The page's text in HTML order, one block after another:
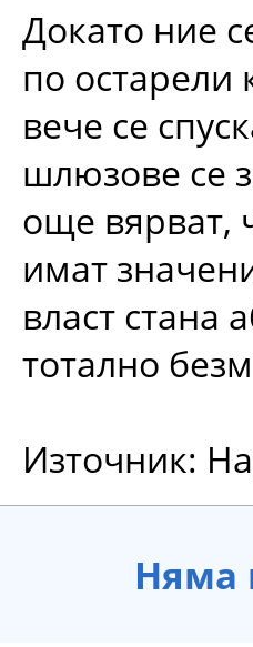
Докато ние
по остарели
вече се
шлюзове се
още вярват,
имат
власт стана
тотално
Източник:
Няма